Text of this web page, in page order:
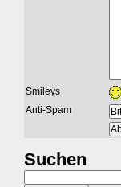
Smileys
Anti-Spam
Suchen